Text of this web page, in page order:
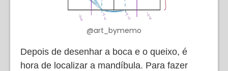
@art_bymemo
Depois de desenhar a boca e o queixo, é
hora de localizar a mandíbula. Para fazer